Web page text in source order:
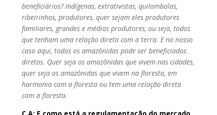
beneficiários? Indígenas, extrativistas, quilombolas,
ribeirinhos, produtores, quer sejam eles produtores
familiares, grandes e médios produtores, ou seja, todos
que tenham uma relação direta com a terra. E no nosso
caso aqui, todos os amazônidas pode ser beneficiados
diretos. Quer seja os amazônidas que vivem nas cidades,
quer seja os amazônidas que vivem na floresta, em
harmonia com a floresta ou tem uma relação direta
com a floresta.